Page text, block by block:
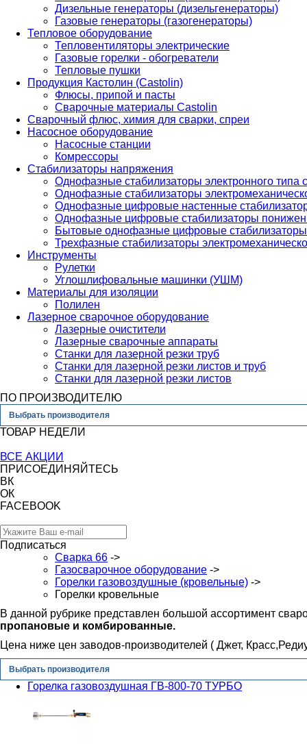
Дизельные генераторы (дизельгенераторы)
Газовые генераторы (газогенераторы)
Тепловое оборудование
Тепловентиляторы электрические
Газовые горелки - обогреватели
Тепловые пушки
Продукция Кастолин (Castolin)
Флюсы, припой и пасты
Сварочные материалы Castolin
Сварочный флюс, химия для сварки, спреи
Насосное оборудование
Насосные станции
Комрессоры
Стабилизаторы напряжения
Однофазные стабилизаторы электронного
Однофазные стабилизаторы
Однофазные цифровые настенные
Однофазные цифровые стабилизаторы
Бытовые однофазные цифровые стабилизаторы
Трехфазные стабилизаторы
Инструменты
Рулетки
Углошлифовальные машинки (УШМ)
Материалы для изоляции
Полилен
Лазерное сварочное оборудование
Лазерные очистители
Лазерные сварочные аппараты
Станки для лазерной резки труб
Станки для лазерной резки листов и труб
Станки для лазерной резки листов
ПО ПРОИЗВОДИТЕЛЮ
Выбрать производителя
ТОВАР НЕДЕЛИ
ВСЕ АКЦИИ
ПРИСОЕДИНЯЙТЕСЬ
ВК
ОК
FACEBOOK
Подписаться
Сварка 66 ->
Газосварочное оборудование ->
Горелки газовоздушные (кровельные) ->
Горелки кровельные
В данной рубрике представлен большой ассортимент
пропановые и комбированные.
Цена ниже цен заводов-производителей ( Джет,
Выбрать производителя
Горелка газовоздушная ГВ-800-70 ТУРБО